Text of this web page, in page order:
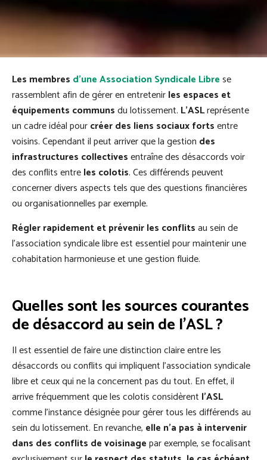
Les membres d’une Association Syndicale Librese
rassemblent afin de gérer en entretenirles espaces et
équipements communsdu lotissement. L’ASLreprésente
un cadre idéal pourcréer des liens sociaux fortsentre
voisins. Cependant il peut arriver que la gestion des
infrastructures collectivesentraîne des désaccords voir
des conflits entreles colotis. Ces différends peuvent
concerner divers aspects tels que des questions financières
ou organisationnelles par exemple.
Régler rapidement et prévenir les conflitsau sein de
l’association syndicale libre est essentiel pour maintenir une
cohabitation harmonieuse et une gestion fluide.
Quelles sont les sources courantes
de désaccord au sein de l’ASL ?
Il est essentiel de faire une distinction claire entre les
désaccords ou conflits qui impliquent l’association syndicale
libre et ceux qui ne la concernent pas du tout. En effet, il
arrive fréquemment que les colotis considèrent l’ASL
comme l’instance désignée pour gérer tous les différends au
sein du lotissement. En revanche, elle n’a pas à intervenir
dans des conflits de voisinagepar exemple, se focalisant